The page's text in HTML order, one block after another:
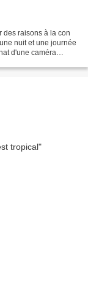
des raisons à la con
nuit et une journée
d'une caméra